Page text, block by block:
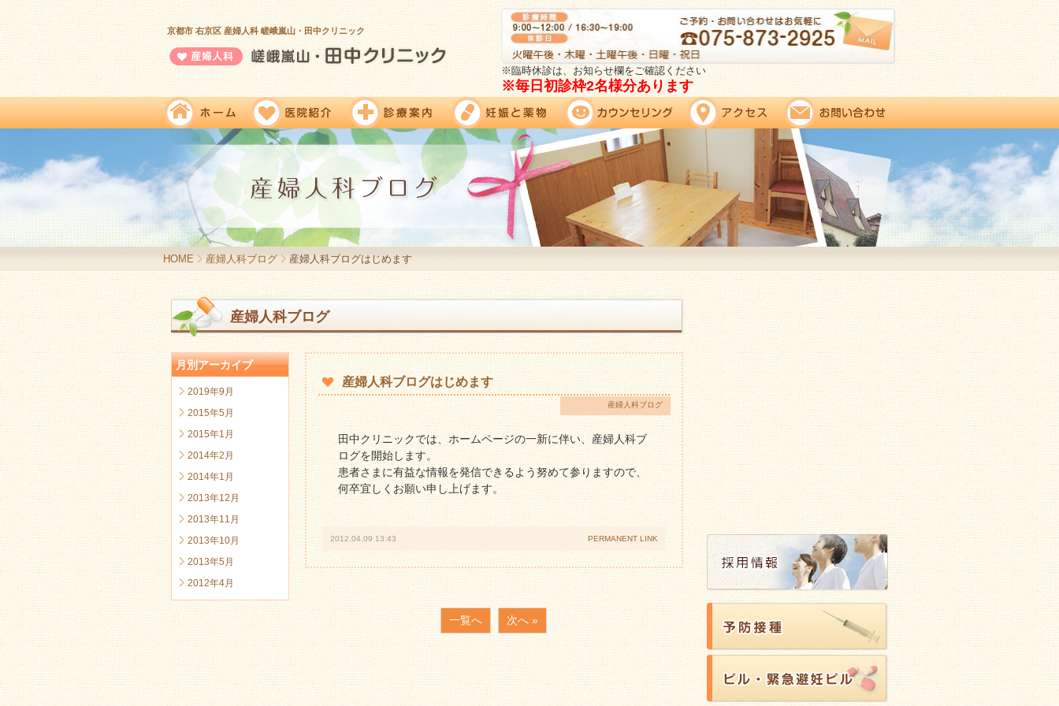
京都市 右京区 産婦人科 嵯峨嵐山・田中クリニック
※臨時休診は、お知らせ欄をご確認ください
※毎日初診枠2名様分あります
HOME 産婦人科ブログ 産婦人科ブログはじめます
産婦人科ブログ
産婦人科ブログはじめます
産婦人科ブログ
田中クリニックでは、ホームページの一新に伴い、産婦人科ブ
ログを開始します。
患者さまに有益な情報を発信できるよう努めて参りますので、
何卒宜しくお願い申し上げます。
2012.04.09 13:43 PERMANENT LINK
一覧へ 次へ »
月別アーカイブ
2019年9月
2015年5月
2015年1月
2014年2月
2014年1月
2013年12月
2013年11月
2013年10月
2013年5月
2012年4月